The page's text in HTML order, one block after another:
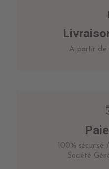
A partir de
100% sécurisé
Société